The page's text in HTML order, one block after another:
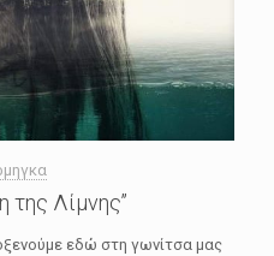
Λίμνης’’
εδώ στη γωνίτσα μας